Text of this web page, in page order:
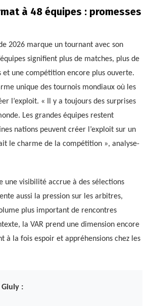
à 48 équipes : promesses
2026 marque un tournant avec son
signifient plus de matches, plus de
et une compétition encore plus ouverte.
unique des tournois mondiaux où les
l’exploit. « Il y a toujours des surprises
Les grandes équipes restent
nations peuvent créer l’exploit sur un
le charme de la compétition », analyse-
une visibilité accrue à des sélections
aussi la pression sur les arbitres,
plus important de rencontres
la VAR prend une dimension encore
à la fois espoir et appréhensions chez les
Giuly :